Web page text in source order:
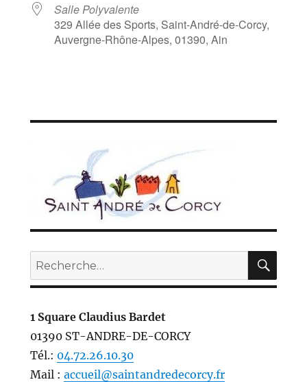
Salle Polyvalente
329 Allée des Sports, Saint-André-de-Corcy,
Auvergne-Rhône-Alpes, 01390, Ain
Recherche
pour :
1 Square Claudius Bardet
01390 ST-ANDRE-DE-CORCY
Tél.: 04.72.26.10.30
Mail : accueil@saintandredecorcy.fr